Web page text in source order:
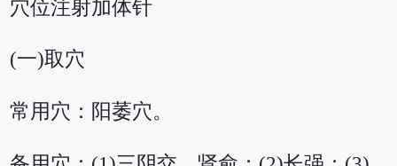
穴位注射加体针
(一)取穴
常用穴：阳萎穴。